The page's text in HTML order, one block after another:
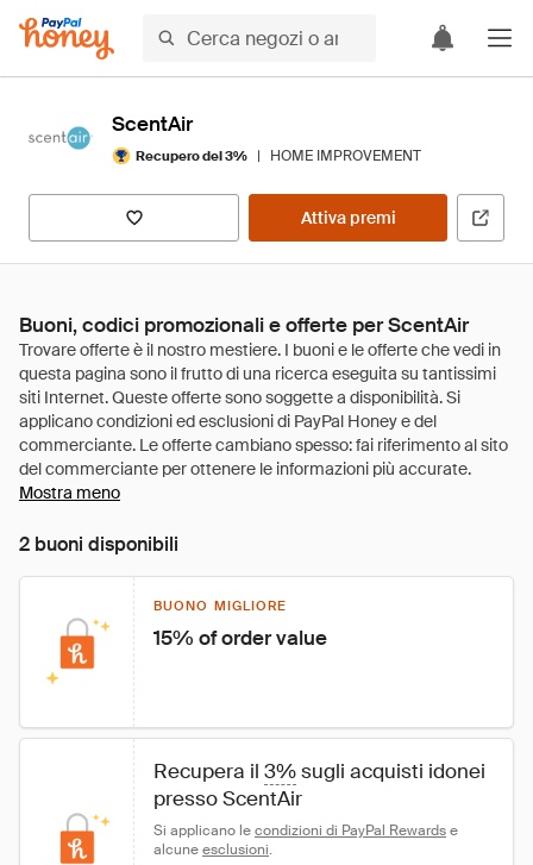
ScentAir
Recupero del 3% | HOME IMPROVEMENT
Attiva premi
Buoni, codici promozionali e offerte per ScentAir
Mostra meno
2 buoni disponibili
BUONO MIGLIORE
15% of order value
Recupera il 3% sugli acquisti idonei
presso ScentAir
Si applicano le condizioni di PayPal Rewards e
alcune esclusioni.